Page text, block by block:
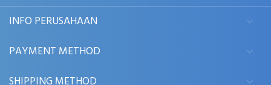
INFO PERUSAHAAN
PAYMENT METHOD